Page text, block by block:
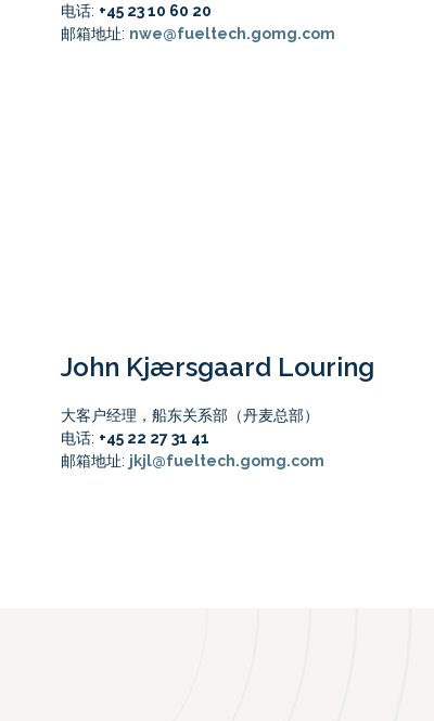
电话: +45 23 10 60 20
邮箱地址: nwe@fueltech.gomg.com
John Kjærsgaard Louring
大客户经理，船东关系部（丹麦总部）
电话: +45 22 27 31 41
邮箱地址: jkjl@fueltech.gomg.com